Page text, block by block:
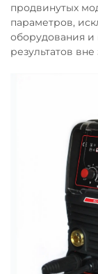
продвинутых
параметров,
оборудования и
результатов